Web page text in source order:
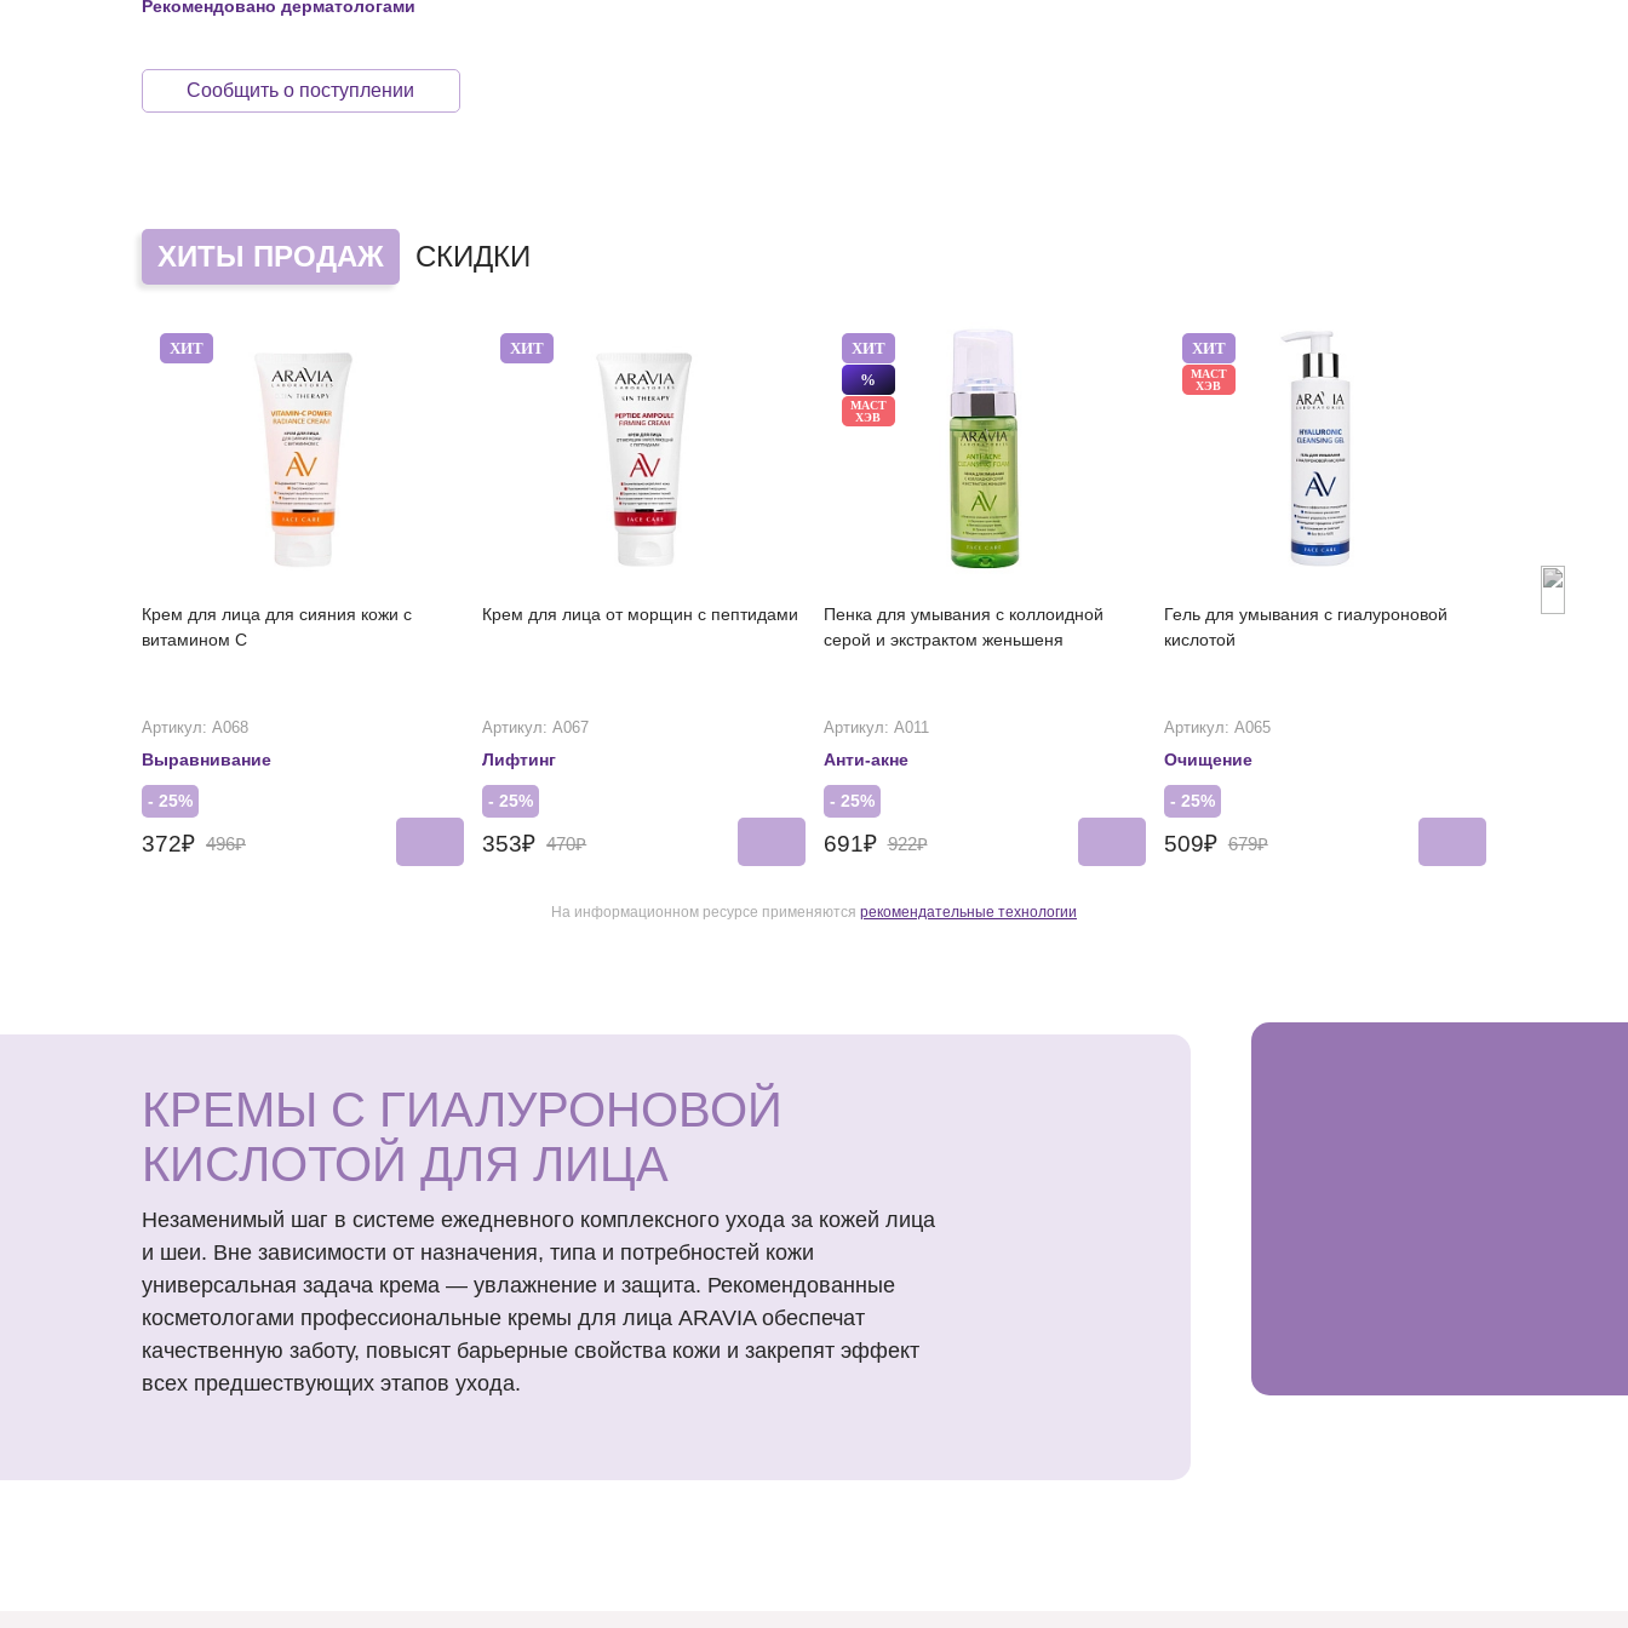
Рекомендовано дерматологами
Сообщить о поступлении
ХИТЫ ПРОДАЖ СКИДКИ
ХИТ
Крем для лица для сияния кожи с
витамином С
Артикул: А068
Выравнивание
- 25%
372₽ 496₽
ХИТ
Крем для лица от морщин с пептидами
Артикул: А067
Лифтинг
- 25%
353₽ 470₽
ХИТ
%
МАСТ
ХЭВ
Пенка для умывания с коллоидной
серой и экстрактом женьшеня
Артикул: А011
Анти-акне
- 25%
691₽ 922₽
ХИТ
МАСТ
ХЭВ
Гель для умывания с гиалуроновой
кислотой
Артикул: А065
Очищение
- 25%
509₽ 679₽
Увлажняющий
На информационном ресурсе применяются рекомендательные технологии
КРЕМЫ С ГИАЛУРОНОВОЙ
КИСЛОТОЙ ДЛЯ ЛИЦА
Незаменимый шаг в системе ежедневного комплексного ухода за кожей лица
и шеи. Вне зависимости от назначения, типа и потребностей кожи
универсальная задача крема — увлажнение и защита. Рекомендованные
косметологами профессиональные кремы для лица ARAVIA обеспечат
качественную заботу, повысят барьерные свойства кожи и закрепят эффект
всех предшествующих этапов ухода.